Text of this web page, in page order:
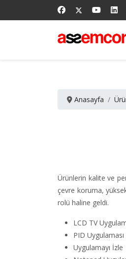
Anasayfa
Ürünlerin kalite ve
çevre koruma,
rolü haline geldi.
LCD TV
PID Uygulaması
Uygulamayı İzle